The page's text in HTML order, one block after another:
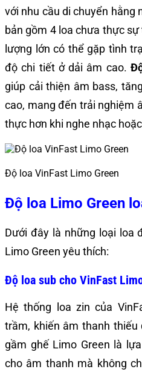
với nhu cầu di chuyển hằng
bản gồm 4 loa chưa thực
lượng lớn có thể gặp tình
độ chi tiết ở dải âm cao.
giúp cải thiện âm bass,
cao, mang đến trải nghiệm
thực hơn khi nghe nhạc
Độ loa VinFast Limo Green
Độ loa Limo Green
Dưới đây là những loại loa
Limo Green yêu thích:
Độ loa sub cho VinFast
Hệ thống loa zin của
trầm, khiến âm thanh
gầm ghế Limo Green là
cho âm thanh mà không